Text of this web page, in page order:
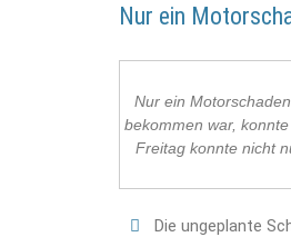
Nur ein
Nur ein
bekommen war,
Freitag konnte nicht
Die ungeplante